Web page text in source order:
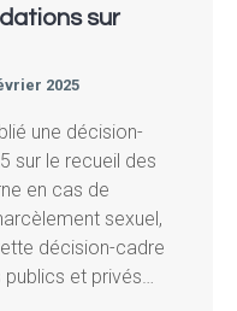
sur
2025
une décision-
sur le recueil des
en cas de
sexuel,
décision-cadre
et privés…